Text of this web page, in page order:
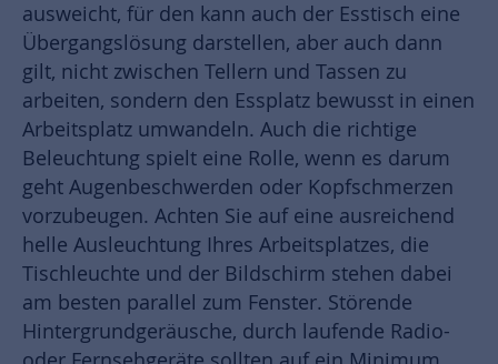
ausweicht, für den kann auch der Esstisch eine
Übergangslösung darstellen, aber auch dann
gilt, nicht zwischen Tellern und Tassen zu
arbeiten, sondern den Essplatz bewusst in einen
Arbeitsplatz umwandeln. Auch die richtige
Beleuchtung spielt eine Rolle, wenn es darum
geht Augenbeschwerden oder Kopfschmerzen
vorzubeugen. Achten Sie auf eine ausreichend
helle Ausleuchtung Ihres Arbeitsplatzes, die
Tischleuchte und der Bildschirm stehen dabei
am besten parallel zum Fenster. Störende
Hintergrundgeräusche, durch laufende Radio-